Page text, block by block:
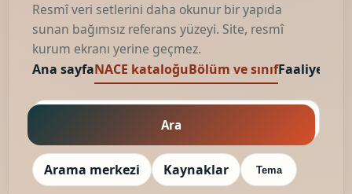
Resmî veri setlerini daha okunur bir yapıda
sunan bağımsız referans yüzeyi. Site, resmî
kurum ekranı yerine geçmez.
Ana sayfaNACE kataloğuBölüm ve sınıfFaaliyet
Ara
Arama merkezi Kaynaklar Tema